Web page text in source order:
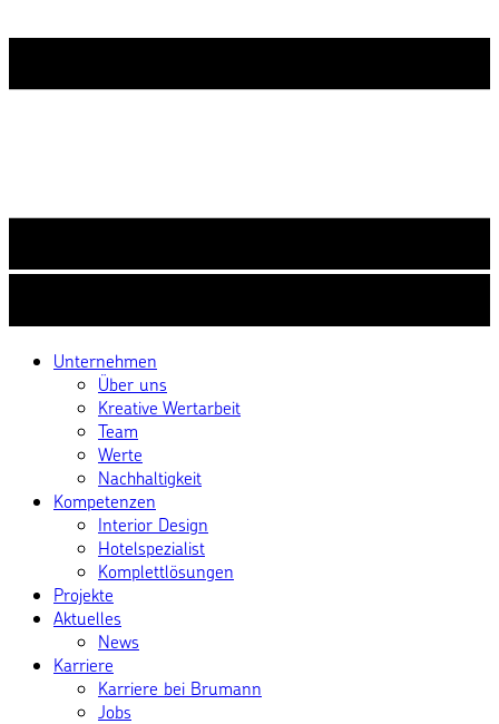
Unternehmen
Über uns
Kreative Wertarbeit
Team
Werte
Nachhaltigkeit
Kompetenzen
Interior Design
Hotelspezialist
Komplettlösungen
Projekte
Aktuelles
News
Karriere
Karriere bei Brumann
Jobs